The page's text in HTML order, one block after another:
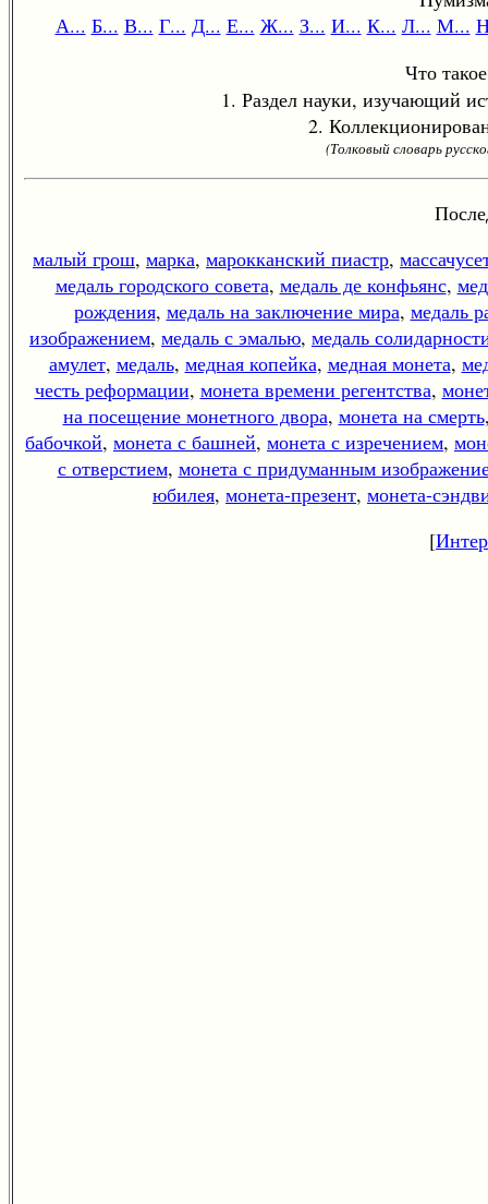
А... Б... В... Г... Д... Е... Ж... З... И... К... Л... М...
Что
1. Раздел науки, изучающий
2.
(Толковый словарь
малый грош, марка, марокканский пиастр,
медаль городского совета, медаль де конфьянс,
рождения, медаль на заключение мира, медаль
изображением, медаль с эмалью, медаль
амулет, медаль, медная копейка, медная монета,
честь реформации, монета времени регентства,
на посещение монетного двора, монета на смерть
бабочкой, монета с башней, монета с изречением,
с отверстием, монета с придуманным
юбилея, монета-презент, монета-
[